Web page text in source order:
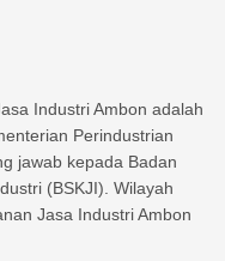
Industri Ambon adalah
Perindustrian
jawab kepada Badan
(BSKJI). Wilayah
Jasa Industri Ambon